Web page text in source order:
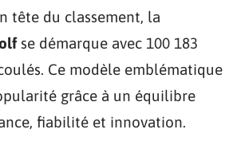
tête du classement, la
se démarque avec 100 183
Ce modèle emblématique
grâce à un équilibre
fiabilité et innovation.